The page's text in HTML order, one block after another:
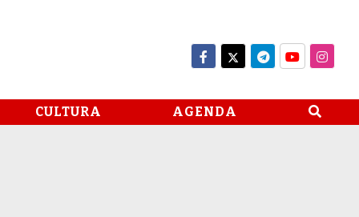
CULTURA AGENDA